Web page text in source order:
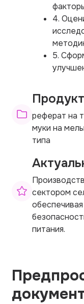
4.
5.
Продукт
реферат на
муки на
типа
сектором
питания.